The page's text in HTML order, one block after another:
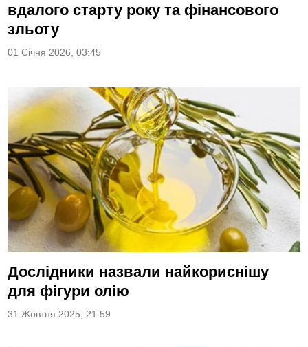
вдалого старту року та фінансового
зльоту
01 Січня 2026, 03:45
Дослідники назвали найкориснішу
для фігури олію
31 Жовтня 2025, 21:59